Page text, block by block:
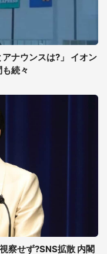
ナウンスは?」 イオン
続々
察せず?SNS拡散 内閣